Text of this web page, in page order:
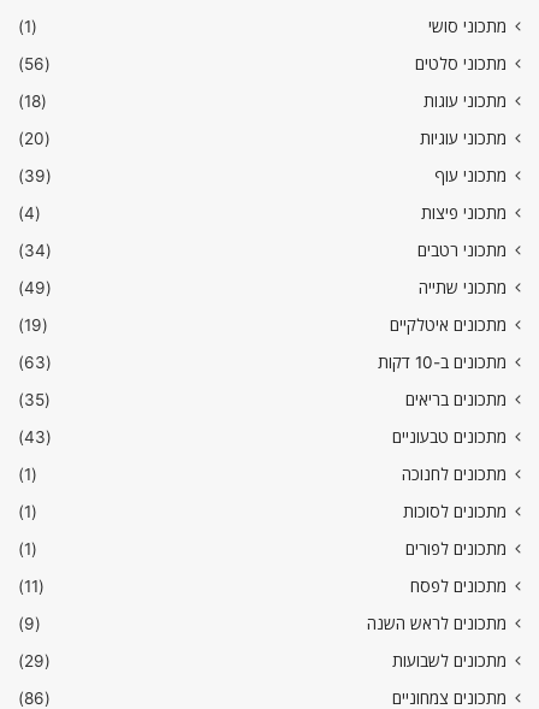
מתכוני סושי
(1)
מתכוני סלטים
(56)
מתכוני עוגות
(18)
מתכוני עוגיות
(20)
מתכוני עוף
(39)
מתכוני פיצות
(4)
מתכוני רטבים
(34)
מתכוני שתייה
(49)
מתכונים איטלקיים
(19)
מתכונים ב-10 דקות
(63)
מתכונים בריאים
(35)
מתכונים טבעוניים
(43)
מתכונים לחנוכה
(1)
מתכונים לסוכות
(1)
מתכונים לפורים
(1)
מתכונים לפסח
(11)
מתכונים לראש השנה
(9)
מתכונים לשבועות
(29)
מתכונים צמחוניים
(86)